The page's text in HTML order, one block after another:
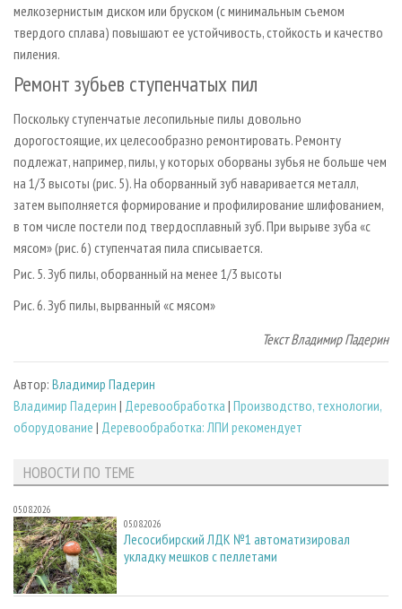
мелкозернистым диском или бруском (с минимальным съемом
твердого сплава) повышают ее устойчивость, стойкость и качество
пиления.
Ремонт зубьев ступенчатых пил
Поскольку ступенчатые лесопильные пилы довольно
дорогостоящие, их целесообразно ремонтировать. Ремонту
подлежат, например, пилы, у которых оборваны зубья не больше чем
на 1/3 высоты (рис. 5). На оборванный зуб наваривается металл,
затем выполняется формирование и профилирование шлифованием,
в том числе постели под твердосплавный зуб. При вырыве зуба «с
мясом» (рис. 6) ступенчатая пила списывается.
Рис. 5. Зуб пилы, оборванный на менее 1/3 высоты
Рис. 6. Зуб пилы, вырванный «с мясом»
Текст Владимир Падерин
Автор: Владимир Падерин
Владимир Падерин | Деревообработка | Производство, технологии,
оборудование | Деревообработка: ЛПИ рекомендует
НОВОСТИ ПО ТЕМЕ
05.08.2026
05.08.2026
Лесосибирский ЛДК №1 автоматизировал
укладку мешков с пеллетами